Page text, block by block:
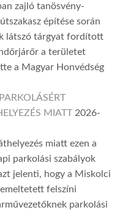
zajló tanösvény-
építése során
látszó tárgyat fordított
a területet
a Magyar Honvédség
MIATT 2026-
miatt ezen a
parkolási szabályok
jelenti, hogy a Miskolci
felszíni
parkolási